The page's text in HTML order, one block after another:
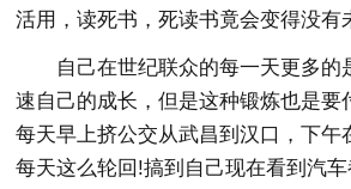
活用，读死书，死读书竟会变得没有
自己在世纪联众的每一天更多的
速自己的成长，但是这种锻炼也是要
每天早上挤公交从武昌到汉口，下午
每天这么轮回!搞到自己现在看到汽